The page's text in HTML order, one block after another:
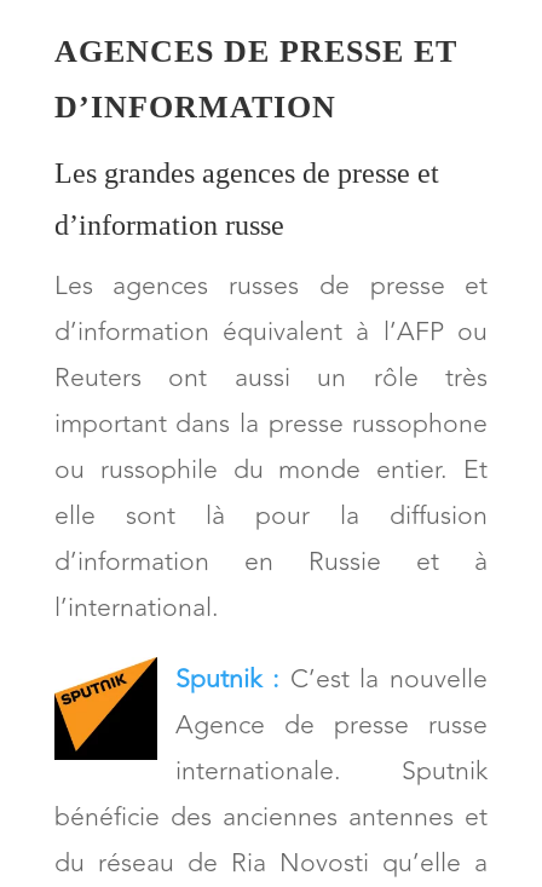
AGENCES DE PRESSE ET
D’INFORMATION
Les grandes agences de presse et
d’information russe
Les agences russes de presse et
d’information équivalent à l’AFP ou
Reuters ont aussi un rôle très
important dans la presse russophone
ou russophile du monde entier. Et
elle sont là pour la diffusion
d’information en Russie et à
l’international.
Sputnik : C’est la nouvelle
Agence de presse russe
internationale. Sputnik
bénéficie des anciennes antennes et
du réseau de Ria Novosti qu’elle a